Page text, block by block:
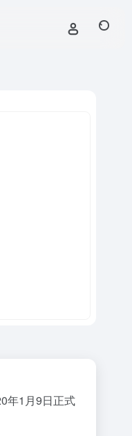
年1月9日正式